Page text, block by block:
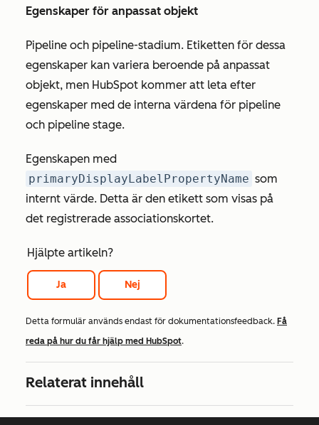
Egenskaper för anpassat objekt
Pipeline och pipeline-stadium. Etiketten för dessa
egenskaper kan variera beroende på anpassat
objekt, men HubSpot kommer att leta efter
egenskaper med de interna värdena för pipeline
och pipeline stage.
Egenskapen med
primaryDisplayLabelPropertyName som
internt värde. Detta är den etikett som visas på
det registrerade associationskortet.
Hjälpte artikeln?
Ja Nej
Detta formulär används endast för dokumentationsfeedback. Få
reda på hur du får hjälp med HubSpot.
Relaterat innehåll